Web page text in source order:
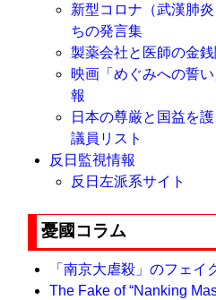
新型コロナ（武漢肺
ちの発言集
製薬会社と医師の金
映画「めぐみへの誓
報
日本の尊厳と国益を
議員リスト
反日監視情報
反日左派系サイト
憂國コラム
「南京大虐殺」のフェイ
The Fake of “Nanking